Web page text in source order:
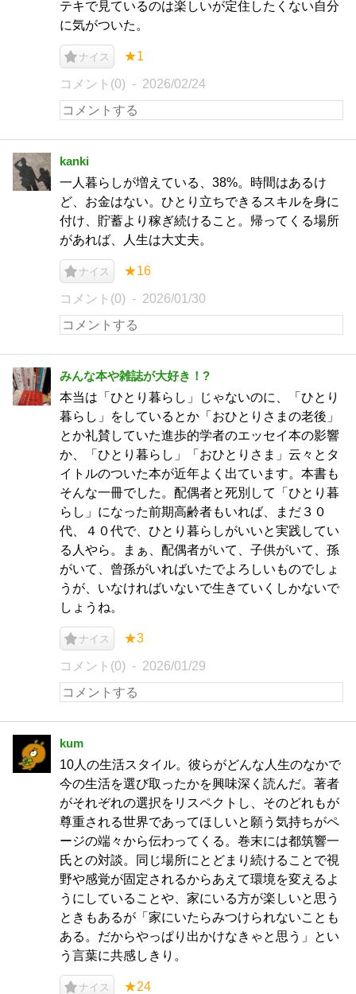
テキで見ているのは楽しいが定住したくない自分
に気がついた。
ナイス ★1
コメント(0) 2026/02/24
kanki
一人暮らしが増えている、38%。時間はあるけ
ど、お金はない。ひとり立ちできるスキルを身に
付け、貯蓄より稼ぎ続けること。帰ってくる場所
があれば、人生は大丈夫。
ナイス ★16
コメント(0) 2026/01/30
みんな本や雑誌が大好き！?
本当は「ひとり暮らし」じゃないのに、「ひとり
暮らし」をしているとか「おひとりさまの老後」
とか礼賛していた進歩的学者のエッセイ本の影響
か、「ひとり暮らし」「おひとりさま」云々とタ
イトルのついた本が近年よく出ています。本書も
そんな一冊でした。配偶者と死別して「ひとり暮
らし」になった前期高齢者もいれば、まだ３０
代、４０代で、ひとり暮らしがいいと実践してい
る人やら。まぁ、配偶者がいて、子供がいて、孫
がいて、曾孫がいればいたでよろしいものでしょ
うが、いなければいないで生きていくしかないで
しょうね。
ナイス ★3
コメント(0) 2026/01/29
kum
10人の生活スタイル。彼らがどんな人生のなかで
今の生活を選び取ったかを興味深く読んだ。著者
がそれぞれの選択をリスペクトし、そのどれもが
尊重される世界であってほしいと願う気持ちがペ
ージの端々から伝わってくる。巻末には都筑響一
氏との対談。同じ場所にとどまり続けることで視
野や感覚が固定されるからあえて環境を変えるよ
うにしていることや、家にいる方が楽しいと思う
ときもあるが「家にいたらみつけられないことも
ある。だからやっぱり出かけなきゃと思う」とい
う言葉に共感しきり。
ナイス ★24